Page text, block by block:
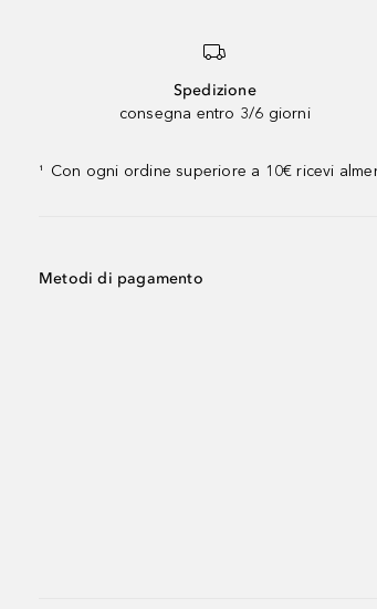
Spedizione
consegna entro 3/6 giorni
¹ Con ogni ordine superiore a 10€ ricevi
Metodi di pagamento